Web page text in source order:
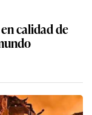
calidad de